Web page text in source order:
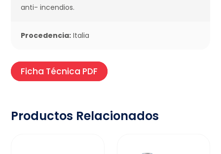
anti- incendios.
Procedencia: Italia
Ficha Técnica PDF
Productos Relacionados